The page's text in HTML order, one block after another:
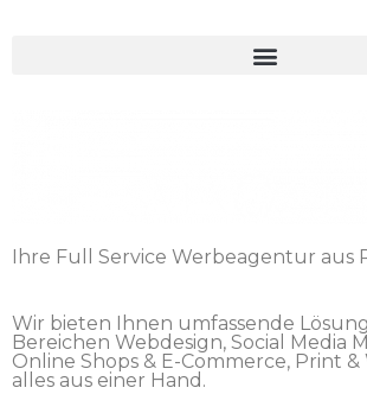
Ihre Full Service Werbeagentur aus
Wir bieten Ihnen umfassende
Bereichen Webdesign, Social Media
Online Shops & E-Commerce, Print
alles aus einer Hand.